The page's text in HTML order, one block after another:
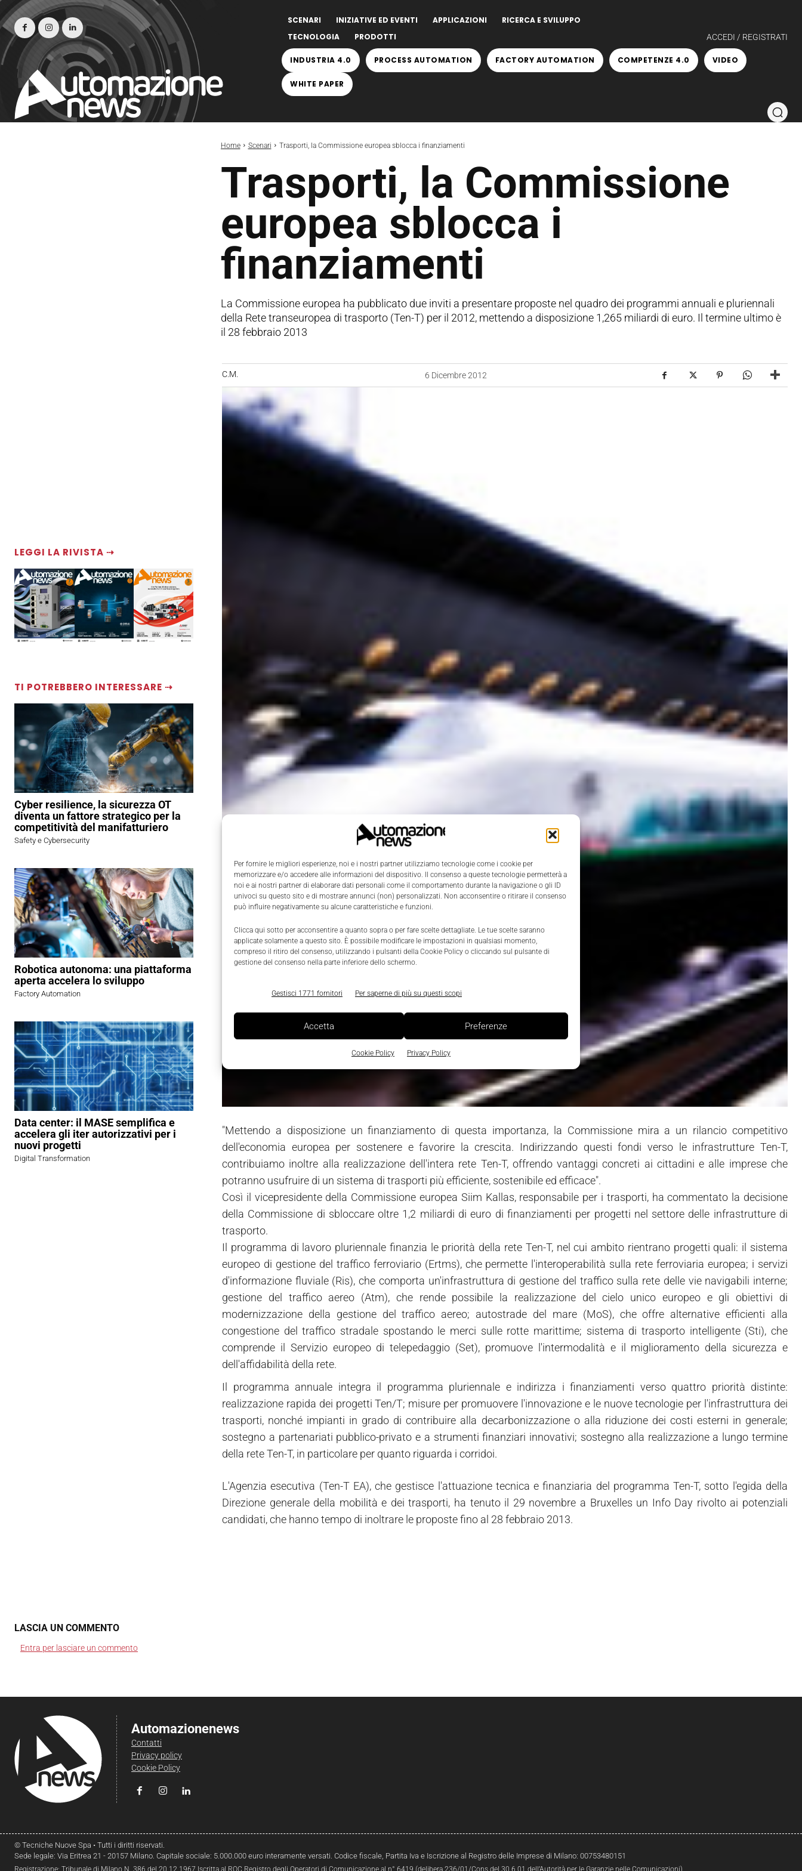
Per fornire le migliori esperienze, noi e i nostri partner utilizziamo tecnologie come i cookie per
memorizzare e/o accedere alle informazioni del dispositivo. Il consenso a queste tecnologie permetterà a
noi e ai nostri partner di elaborare dati personali come il comportamento durante la navigazione o gli ID
univoci su questo sito e di mostrare annunci (non) personalizzati. Non acconsentire o ritirare il consenso
può influire negativamente su alcune caratteristiche e funzioni.
Clicca qui sotto per acconsentire a quanto sopra o per fare scelte dettagliate. Le tue scelte saranno
applicate solamente a questo sito. È possibile modificare le impostazioni in qualsiasi momento,
compreso il ritiro del consenso, utilizzando i pulsanti della Cookie Policy o cliccando sul pulsante di
gestione del consenso nella parte inferiore dello schermo.
Gestisci 1771 fornitori Per saperne di più su questi scopi
Accetta Preferenze
Cookie Policy Privacy Policy
SCENARI INIZIATIVE ED EVENTI APPLICAZIONI
RICERCA E SVILUPPO
TECNOLOGIA
PRODOTTI ACCEDI / REGISTRATI
INDUSTRIA 4.0 PROCESS AUTOMATION FACTORY AUTOMATION COMPETENZE 4.0 VIDEO
WHITE PAPER
Home Scenari Trasporti, la Commissione europea sblocca i finanziamenti
Trasporti, la Commissione
europea sblocca i
finanziamenti
La Commissione europea ha pubblicato due inviti a presentare proposte nel quadro dei programmi annuali e pluriennali
della Rete transeuropea di trasporto (Ten-T) per il 2012, mettendo a disposizione 1,265 miliardi di euro. Il termine ultimo è
il 28 febbraio 2013
LEGGI LA RIVISTA ⇢
TI POTREBBERO INTERESSARE ⇢
Cyber resilience, la sicurezza OT
diventa un fattore strategico per la
competitività del manifatturiero
Safety e Cybersecurity
Robotica autonoma: una piattaforma
aperta accelera lo sviluppo
Factory Automation
Data center: il MASE semplifica e
accelera gli iter autorizzativi per i
nuovi progetti
Digital Transformation
C.M. 6 Dicembre 2012
"Mettendo a disposizione un finanziamento di questa importanza, la Commissione mira a un rilancio competitivo
dell'economia europea per sostenere e favorire la crescita. Indirizzando questi fondi verso le infrastrutture Ten-T,
contribuiamo inoltre alla realizzazione dell'intera rete Ten-T, offrendo vantaggi concreti ai cittadini e alle imprese che
potranno usufruire di un sistema di trasporti più efficiente, sostenibile ed efficace".
Così il vicepresidente della Commissione europea Siim Kallas, responsabile per i trasporti, ha commentato la decisione
della Commissione di sbloccare oltre 1,2 miliardi di euro di finanziamenti per progetti nel settore delle infrastrutture di
trasporto.
Il programma di lavoro pluriennale finanzia le priorità della rete Ten-T, nel cui ambito rientrano progetti quali: il sistema
europeo di gestione del traffico ferroviario (Ertms), che permette l'interoperabilità sulla rete ferroviaria europea; i servizi
d'informazione fluviale (Ris), che comporta un'infrastruttura di gestione del traffico sulla rete delle vie navigabili interne;
gestione del traffico aereo (Atm), che rende possibile la realizzazione del cielo unico europeo e gli obiettivi di
modernizzazione della gestione del traffico aereo; autostrade del mare (MoS), che offre alternative efficienti alla
congestione del traffico stradale spostando le merci sulle rotte marittime; sistema di trasporto intelligente (Sti), che
comprende il Servizio europeo di telepedaggio (Set), promuove l'intermodalità e il miglioramento della sicurezza e
dell'affidabilità della rete.
Il programma annuale integra il programma pluriennale e indirizza i finanziamenti verso quattro priorità distinte:
realizzazione rapida dei progetti Ten/T; misure per promuovere l'innovazione e le nuove tecnologie per l'infrastruttura dei
trasporti, nonché impianti in grado di contribuire alla decarbonizzazione o alla riduzione dei costi esterni in generale;
sostegno a partenariati pubblico-privato e a strumenti finanziari innovativi; sostegno alla realizzazione a lungo termine
della rete Ten-T, in particolare per quanto riguarda i corridoi.
L'Agenzia esecutiva (Ten-T EA), che gestisce l'attuazione tecnica e finanziaria del programma Ten-T, sotto l'egida della
Direzione generale della mobilità e dei trasporti, ha tenuto il 29 novembre a Bruxelles un Info Day rivolto ai potenziali
candidati, che hanno tempo di inoltrare le proposte fino al 28 febbraio 2013.
LASCIA UN COMMENTO
Entra per lasciare un commento
Automazionenews
Contatti
Privacy policy
Cookie Policy
© Tecniche Nuove Spa • Tutti i diritti riservati.
Sede legale: Via Eritrea 21 - 20157 Milano. Capitale sociale: 5.000.000 euro interamente versati. Codice fiscale, Partita Iva e Iscrizione al Registro delle Imprese di Milano: 00753480151
Registrazione: Tribunale di Milano N. 386 del 20.12.1967 Iscritta al ROC Registro degli Operatori di Comunicazione al n° 6419 (delibera 236/01/Cons del 30.6.01 dell’Autorità per le Garanzie nelle Comunicazioni)